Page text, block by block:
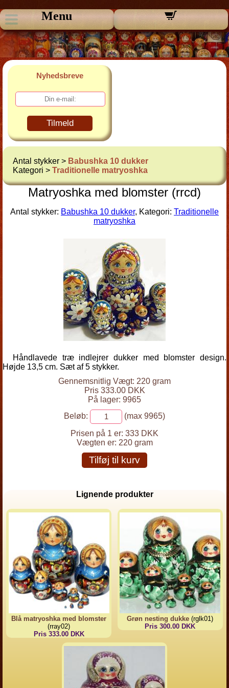
Menu
Nyhedsbreve
Tilmeld
Antal stykker > Babushka 10 dukker
Kategori > Traditionelle matryoshka
Matryoshka med blomster (rrcd)
Antal stykker: Babushka 10 dukker, Kategori: Traditionelle
matryoshka
Håndlavede træ indlejrer dukker med blomster design.
Højde 13,5 cm. Sæt af 5 stykker.
Gennemsnitlig Vægt: 220 gram
Pris 333.00 DKK
På lager: 9965
Beløb:
(max 9965)
Prisen på 1 er: 333 DKK
Vægten er: 220 gram
Tilføj til kurv
Lignende produkter
Blå matryoshka med blomster
(rray02)
Pris 333.00 DKK
Grøn nesting dukke (rglk01)
Pris 300.00 DKK